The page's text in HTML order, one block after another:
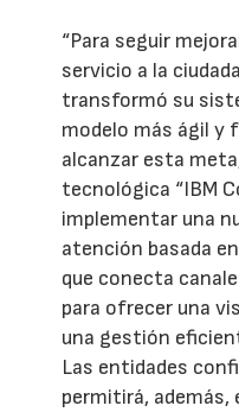
“Para seguir
servicio a la
transformó su
modelo más ágil y
alcanzar esta
tecnológica “IBM
implementar una
atención basada
que conecta
para ofrecer una
una gestión
Las entidades
permitirá, además,